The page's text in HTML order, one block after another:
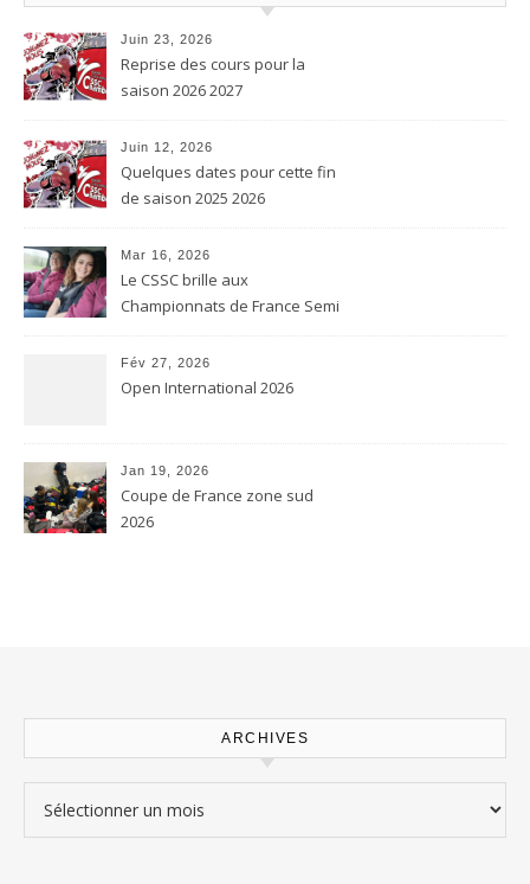
Juin 23, 2026
Reprise des cours pour la
saison 2026 2027
Juin 12, 2026
Quelques dates pour cette fin
de saison 2025 2026
Mar 16, 2026
Le CSSC brille aux
Championnats de France Semi
Fév 27, 2026
Open International 2026
Jan 19, 2026
Coupe de France zone sud
2026
ARCHIVES